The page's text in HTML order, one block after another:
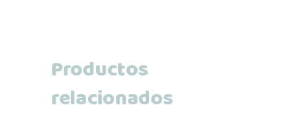
Productos
relacionados